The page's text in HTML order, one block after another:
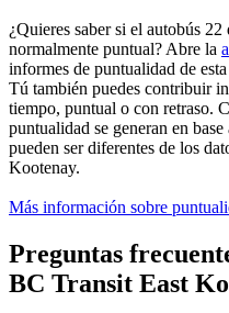
¿Quieres saber si el autobús
normalmente puntual? Abre la
informes de puntualidad de
Tú también puedes contribuir
tiempo, puntual o con retraso.
puntualidad se generan en
pueden ser diferentes de los
Kootenay.
Más información sobre
Preguntas
BC Transit East